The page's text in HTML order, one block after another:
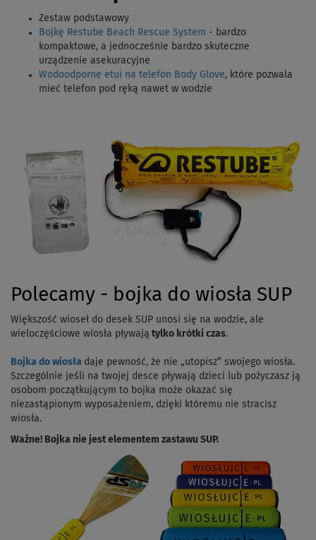
Zestaw podstawowy
Bojkę Restube Beach Rescue System - bardzo
kompaktowe, a jednocześnie bardzo skuteczne
urządzenie asekuracyjne
Wodoodporne etui na telefon Body Glove, które pozwala
mieć telefon pod ręką nawet w wodzie
Polecamy - bojka do wiosła SUP
Większość wioseł do desek SUP unosi się na wodzie, ale
wieloczęściowe wiosła pływają tylko krótki czas.
Bojka do wiosła daje pewność, że nie „utopisz” swojego wiosła.
Szczególnie jeśli na twojej desce pływają dzieci lub pożyczasz ją
osobom początkującym to bojka może okazać się
niezastąpionym wyposażeniem, dzięki któremu nie stracisz
wiosła.
Ważne! Bojka nie jest elementem zastawu SUP.